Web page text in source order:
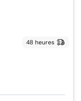
48 heures